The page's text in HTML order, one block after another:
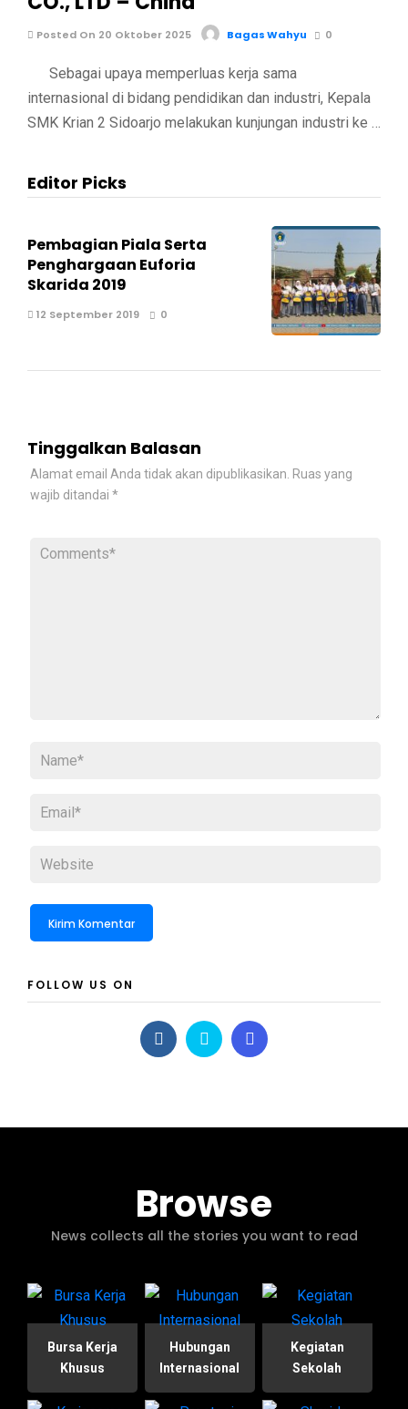
Posted On 20 Oktober 2025 Bagas Wahyu 0
Sebagai upaya memperluas kerja sama
internasional di bidang pendidikan dan industri, Kepala
SMK Krian 2 Sidoarjo melakukan kunjungan industri ke …
Editor Picks
Pembagian Piala Serta
Penghargaan Euforia
Skarida 2019
12 September 2019 0
Tinggalkan Balasan
Alamat email Anda tidak akan dipublikasikan. Ruas yang
wajib ditandai *
FOLLOW US ON
Browse
News collects all the stories you want to read
Bursa Kerja
Khusus
Hubungan
Internasional
Kegiatan
Sekolah